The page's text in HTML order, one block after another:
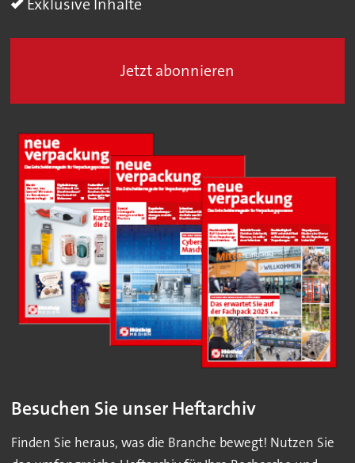
Jetzt abonnieren
Besuchen Sie unser Heftarchiv
Finden Sie heraus, was die Branche bewegt! Nutzen Sie